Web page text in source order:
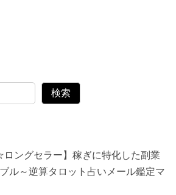
検索
ロングセラー】稼ぎに特化した副業
ル～逆算タロット占いメール鑑定マ